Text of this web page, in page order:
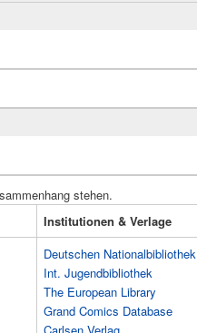
stehen.
Institutionen & Verlage
Deutschen Nationalbibliothek
Int. Jugendbibliothek
The European Library
Grand Comics Database